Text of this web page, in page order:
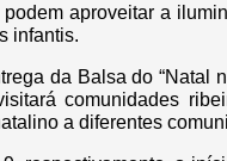
aproveitar a
infantis.
da Balsa do “Natal
comunidades
a diferentes